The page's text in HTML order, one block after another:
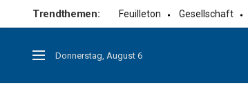
Trendthemen: Feuilleton Gesellschaft
Donnerstag, August 6